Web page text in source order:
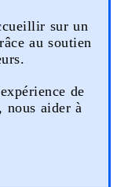
sur un
au soutien
de
nous aider à